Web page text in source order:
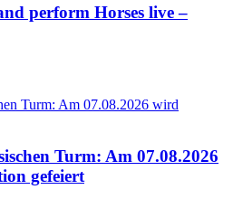
perform Horses live –
Turm: Am 07.08.2026
gefeiert